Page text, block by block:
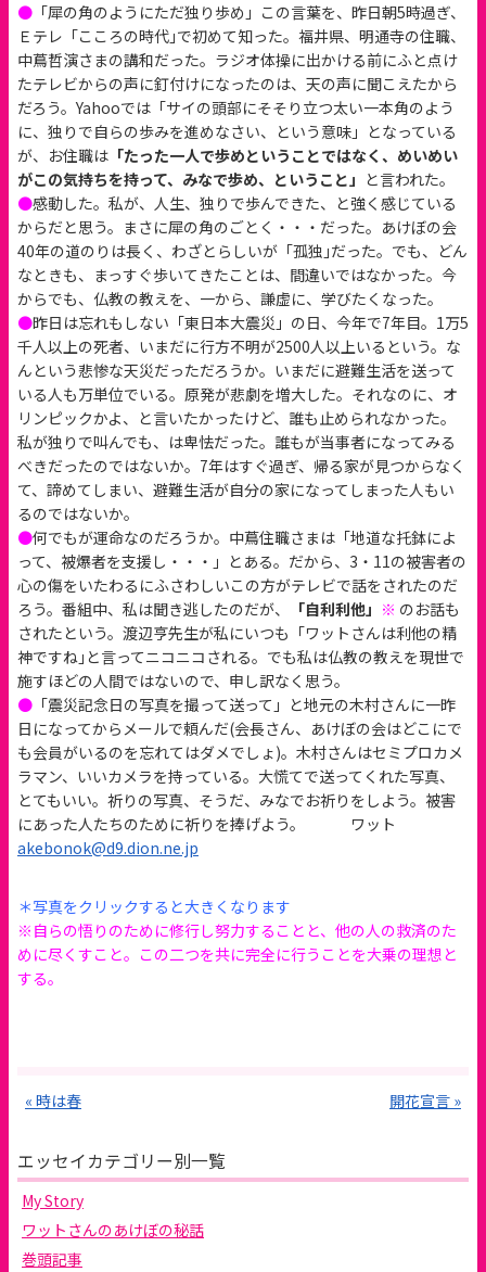
● 「犀の角のようにただ独り歩め」この言葉を、昨日朝5時過ぎ、
Ｅテレ「こころの時代｣で初めて知った。福井県、明通寺の住職、
中蔦哲演さまの講和だった。ラジオ体操に出かける前にふと点け
たテレビからの声に釘付けになったのは、天の声に聞こえたから
だろう。Yahooでは「サイの頭部にそそり立つ太い一本角のよう
に、独りで自らの歩みを進めなさい、という意味」となっている
が、お住職は 「たった一人で歩めということではなく、めいめい
がこの気持ちを持って、みなで歩め、ということ」 と言われた。
●感動した。私が、人生、独りで歩んできた、と強く感じている
からだと思う。まさに犀の角のごとく・・・だった。あけぼの会
40年の道のりは長く、わざとらしいが「孤独｣だった。でも、どん
なときも、まっすぐ歩いてきたことは、間違いではなかった。今
からでも、仏教の教えを、一から、謙虚に、学びたくなった。
●昨日は忘れもしない「東日本大震災」の日、今年で7年目。1万5
千人以上の死者、いまだに行方不明が2500人以上いるという。な
んという悲惨な天災だっただろうか。いまだに避難生活を送って
いる人も万単位でいる。原発が悲劇を増大した。それなのに、オ
リンピックかよ、と言いたかったけど、誰も止められなかった。
私が独りで叫んでも、は卑怯だった。誰もが当事者になってみる
べきだったのではないか。7年はすぐ過ぎ、帰る家が見つからなく
て、諦めてしまい、避難生活が自分の家になってしまった人もい
るのではないか。
●何でもが運命なのだろうか。中蔦住職さまは「地道な托鉢によ
って、被爆者を支援し・・・」とある。だから、3・11の被害者の
心の傷をいたわるにふさわしいこの方がテレビで話をされたのだ
ろう。番組中、私は聞き逃したのだが、
「自利利他」 ※ のお話も
されたという。渡辺亨先生が私にいつも「ワットさんは利他の精
神ですね｣と言ってニコニコされる。でも私は仏教の教えを現世で
施すほどの人間ではないので、申し訳なく思う。
● 「震災記念日の写真を撮って送って」と地元の木村さんに一昨
日になってからメールで頼んだ(会長さん、あけぼの会はどこにで
も会員がいるのを忘れてはダメでしょ)。木村さんはセミプロカメ
ラマン、いいカメラを持っている。大慌てで送ってくれた写真、
とてもいい。祈りの写真、そうだ、みなでお祈りをしよう。被害
にあった人たちのために祈りを捧げよう。 ワット
akebonok@d9.dion.ne.jp
＊写真をクリックすると大きくなります
※自らの悟りのために修行し努力することと、他の人の救済のた
めに尽くすこと。この二つを共に完全に行うことを大乗の理想と
する。
« 時は春 開花宣言 »
エッセイカテゴリー別一覧
My Story
ワットさんのあけぼの秘話
巻頭記事